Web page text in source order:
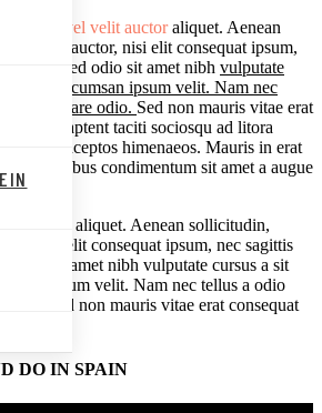
nibh vel velit auctoraliquet. Aenean
auctor, nisi elit consequat ipsum,
sed odio sit amet nibh vulputate
Morbi accumsan ipsum velit. Nam nec
a ornare odio. Sed non mauris vitae erat
Class aptent taciti sociosqu ad litora
per inceptos himenaeos. Mauris in erat
felis dapibus condimentum sit amet a augue
auctor aliquet. Aenean sollicitudin,
nisi elit consequat ipsum, nec sagittis
odio sit amet nibh vulputate cursus a sit
ipsum velit. Nam nec tellus a odio
odio. Sed non mauris vitae erat consequat
DO IN SPAIN